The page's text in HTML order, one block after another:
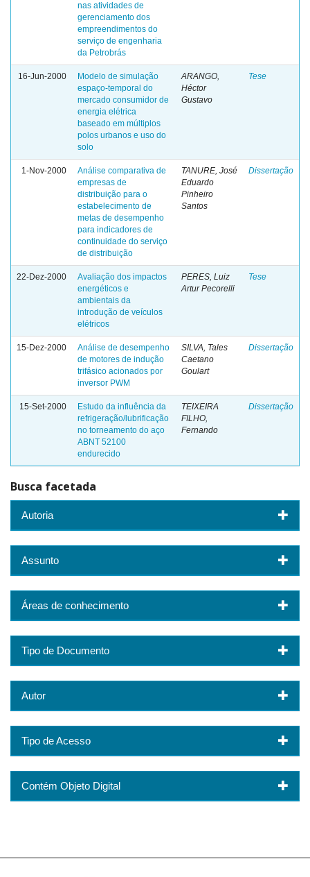
nas atividades de
gerenciamento dos
empreendimentos do
serviço de engenharia
da Petrobrás
16-Jun-2000
Modelo de simulação
espaço-temporal do
mercado consumidor de
energia elétrica
baseado em múltiplos
polos urbanos e uso do
solo
ARANGO,
Héctor
Gustavo
Tese
1-Nov-2000
Análise comparativa de
empresas de
distribuição para o
estabelecimento de
metas de desempenho
para indicadores de
continuidade do serviço
de distribuição
TANURE, José
Eduardo
Pinheiro
Santos
Dissertação
22-Dez-2000
Avaliação dos impactos
energéticos e
ambientais da
introdução de veículos
elétricos
PERES, Luiz
Artur Pecorelli
Tese
15-Dez-2000
Análise de desempenho
de motores de indução
trifásico acionados por
inversor PWM
SILVA, Tales
Caetano
Goulart
Dissertação
15-Set-2000
Estudo da influência da
refrigeração/lubrificação
no torneamento do aço
ABNT 52100
endurecido
TEIXEIRA
FILHO,
Fernando
Dissertação
Busca facetada
Autoria
Assunto
Áreas de conhecimento
Tipo de Documento
Autor
Tipo de Acesso
Contém Objeto Digital